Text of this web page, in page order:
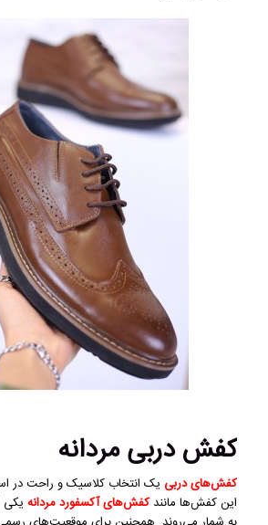
کفش دربی مردانه
کفش‌های دربی یک انتخاب کلاسیک و راحت در
این کفش‌ها مانندکفش‌های آکسفورد مردانهیکی